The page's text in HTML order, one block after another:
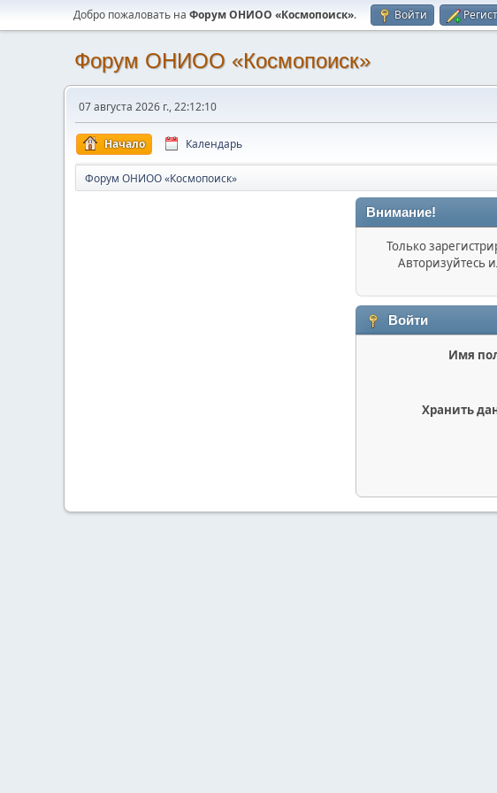
Добро пожаловать на Форум ОНИОО «Космопоиск». Войти
Форум ОНИОО «Космопоиск»
07 августа 2026 г., 22:12:10
Начало Календарь
Форум ОНИОО «Космопоиск»
Внимание!
Только
Авторизуйтесь
Войти
Имя
Хранить